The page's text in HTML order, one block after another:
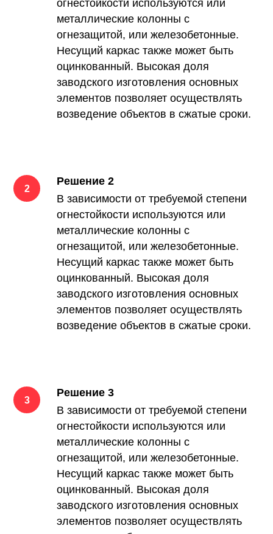
огнестойкости используются или
металлические колонны с
огнезащитой, или железобетонные.
Несущий каркас также может быть
оцинкованный. Высокая доля
заводского изготовления основных
элементов позволяет осуществлять
возведение объектов в сжатые сроки.
Решение 2
В зависимости от требуемой степени
огнестойкости используются или
металлические колонны с
огнезащитой, или железобетонные.
Несущий каркас также может быть
оцинкованный. Высокая доля
заводского изготовления основных
элементов позволяет осуществлять
возведение объектов в сжатые сроки.
Решение 3
В зависимости от требуемой степени
огнестойкости используются или
металлические колонны с
огнезащитой, или железобетонные.
Несущий каркас также может быть
оцинкованный. Высокая доля
заводского изготовления основных
элементов позволяет осуществлять